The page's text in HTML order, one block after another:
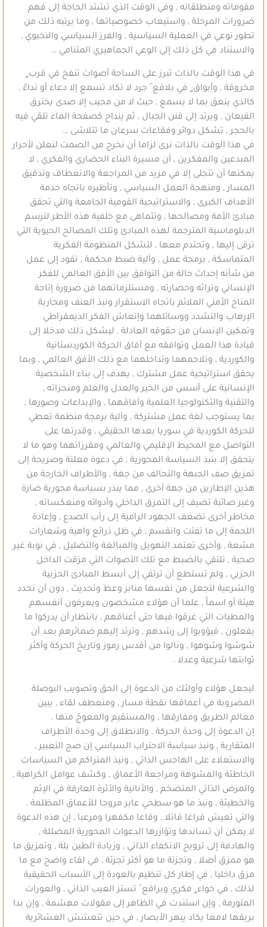
مقوماته ومنطلقاته , وفي الوقت الذي تشتد الحاجة إلى فهم
ضرورات المرحلة , واستيعاب خصوصياتها , وما يرتبه ذلك من
تطور نوعي في العملية السياسية , والفرز السياسي والنخبوي ,
والاستناد في كل ذلك إلى الوعي الجماهيري المتنامي …
في هذا الوقت بالذات تبرز على الساحة أصوات تنفخ في قرب ٍ
مخروقة , وأبواق ٍ في بلاقع َ جرد لا تكاد تسمع إلا دعاء أو نداءً ,
كالذي ينعق بما لا يسمع , حيث لا من مجيب إلا صدى يخترق
القيعان , ويرتد إلى قنن الجبال , ثم ينداح كصفحة الماء تلقي فيه
بالحجر , تشكل دوائر وفقاعات سرعان ما تتلاشى …
في هذا الوقت بالذات نرى لزاما أن نخرج من الصمت لنعلن لأحرار
المبدعين والمفكرين , أن مسيرة البناء الحضاري والفكري , لا
يمكنها أن تتجلى إلا في مزيد من المراجعة والانعطاف وتدقيق
المسار , ومنهجة العمل السياسي , وتأطيره باتجاه خدمة
الأهداف الكبرى , والاستراتيجية القومية الجامعة والتي تحقق
مبادئ الأمة ومصالحها , وتتماهى مع خلفية هذه الأطر لترسم
الدبلوماسية المترجمة لهذه المبادئ وتلك المصالح الحيوية التي
ترقى إليها , وتحتدم معها , لتشكل المنظومة الفكرية
المتماسكة , برمجة عمل , وآلية ضبط محكمة , تقود إلى عمل
من شأنه إحداث حالة من التوافق بين الأفق العالمي للفكر
الإنساني وتراثه وحضارته , ومستلزماتهما من ضرورة إتاحة
المناخ الأمني الملائم باتجاه الاستقرار ونبذ العنف ومحاربة
الإرهاب والتشدد ووسائلهما وإنعاش الفكر الديمقراطي
وتمكين الإنسان من حقوقه العادلة , ليشكل ذلك مدخلا إلى
قيادة هذا العمل وتوافقه مع آفاق الحركة الكوردستانية
والكوردية , وتلاحمهما وتداخلهما مع ذلك الأفق العالمي , وبما
يحقق استراتيجية عمل مشترك , يهدف إلى بناء الشخصية
الإنسانية على أسس من الخير والعدل والعلم ومنجزاته ,
والتقنية والتكنولوجيا العلمية وآفاقهما , والإبداعات وصورها ,
بما يستوجب لغة عمل مشتركة , وآلية برمجة منظمة تعطي
للحركة الكوردية في سوريا بعدها الحقيقي , وقدرتها على
التواصل مع المحيط الإقليمي والعالمي ومفرزاتهما وهو ما لا
يتحقق إلا بنبذ السياسة المحورية , في دعوة معلنة وصريحة إلى
تمزيق صف الجبهة والتحالف من جهة , والأطراف الخارجة من
هذين الإطارين من جهة أخرى , مما ينذر بسياسة محورية ضارة
وغير صائبة تضيف إلى التمزق الداخلي وأدوائه ومنعكساته ,
مخاطر أخرى تضعف الجهود الرامية إلى رأب الصدع , وإعادة
اللحمة إلى ما تفتت وانقسم , في ظل ذرائع واهية وشعارات
مشعة , وأخرى تعتمد التهويل والمبالغة والتضليل , في نوبة غير
صحية , تلتقي بالضبط مع تلك الأصوات التي مزقت الداخل
الحزبي , ولم تستطع أن ترتقي إلى أبسط المبادئ الحزبية
والشرعية لتجعل من نفسها منابر وعظ وتحديث , دون أن نحدد
هيئة أو اسماً , علما أن هؤلاء مشخصون ويعرفون أنفسهم
والمطبات التي غرقوا فيها حتى أعناقهم , بانتظار أن يدركوا ما
يفعلون , فيؤوبوا إلى رشدهم , وترتد إليهم ضمائرهم بعد أن
شوشوا وشوهوا , ونالوا من أقدس رموز وتاريخ الحركة وأكثر
ثوابتها شرعية وعدلا .
ليجعل هؤلاء وأولئك من الدعوة إلى الحق وتصويب البوصلة
المضروبة في أعماقها نقطة مسار , ومنعطف لقاء , يبين
معالم الطريق ومفارقها , والمستقيم والمعوجّ منها .
إن الدعوة إلى وحدة الحركة , والانطلاق إلى وحدة الأطراف
المتقاربة , ونبذ سياسة الاحتراب السياسي إن صح التعبير ,
والاستعلاء على الهاجس الذاتي , ونبذ المتراكم من السياسات
الخاطئة والمشوهة ومراجعة الأعماق , وكشف عوامل الكراهية ,
والمرض الذاتي المتضخم , والأنانية والأثرة الغارقة في الإثم
والخطيئة , ونبذ ما هو سطحي عابر مروجا للأعماق المظلمة ,
والتي تعيش فراغا قاتلا , وقاعا مكفهرا ومرعبا , إن هذه الدعوة
لا يمكن أن تساندها وتؤازرها الدعوات المحورية المضللة ,
والهادفة إلى ترويج الانكفاء الذاتي , وزيادة الطين بلة , وتمزيق ما
هو ممزق أصلا , وتجزئة ما هو أكثر تجزئة , في لقاء واضح مع ما
مزق داخليا , في إطار كل تنظيم بالعودة إلى الأسباب الحقيقية
لذلك , في خواء ٍ فكري وبراقع َ تستر العيب الذاتي , والعورات
المتورمة , وإن استندت في الظاهر إلى مقولات مهشمة , وإن بدا
بريقها لامعا يكاد يبهر الأبصار , في حين تتعشش العشائرية